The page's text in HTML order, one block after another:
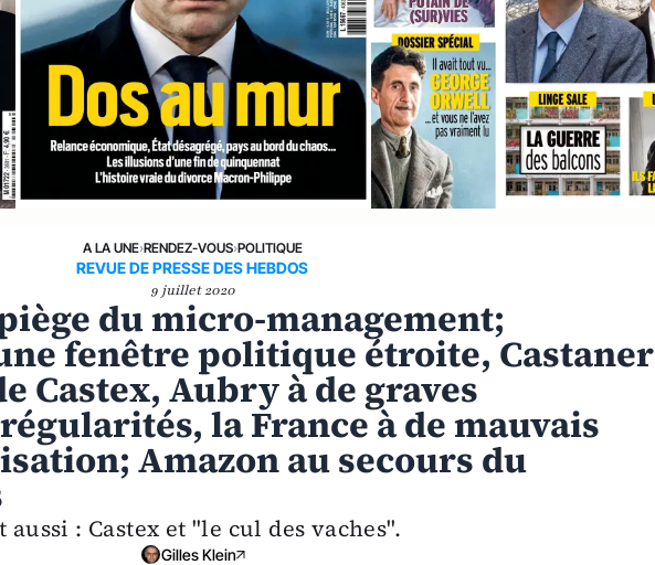
A LA UNE›RENDEZ-VOUS›POLITIQUE
REVUE DE PRESSE DES HEBDOS
9 juillet 2020
du micro-management;
fenêtre politique étroite, Castaner
Castex, Aubry à de graves
la France à de mauvais
Amazon au secours du
aussi : Castex et "le cul des vaches".
Gilles Klein